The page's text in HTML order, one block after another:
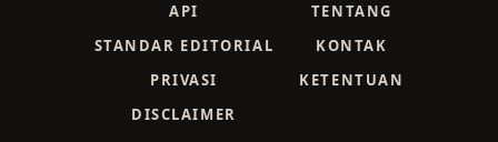
API
TENTANG
STANDAR EDITORIAL
KONTAK
PRIVASI
KETENTUAN
DISCLAIMER